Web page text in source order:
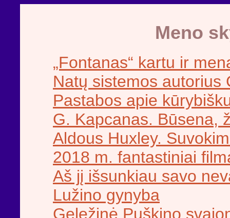
Meno
„Fontanas“ kartu ir
Natų sistemos autorius
Pastabos apie
G. Kapcanas. Būsena,
Aldous Huxley.
2018 m. fantastiniai
Aš jį išsunkiau savo
Lužino gynyba
Geležinė Puškino